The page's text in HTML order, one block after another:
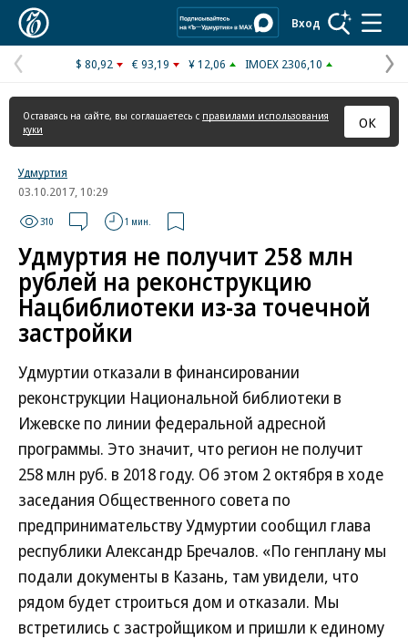
Вход
Предыдущая
страница
$ 80,92 € 93,19 ¥ 12,06 IMOEX 2306,10
Оставаясь на сайте, вы соглашаетесь с правилами использования
куки
ОК
Удмуртия
03.10.2017, 10:29
310 1 мин.
Удмуртия не получит 258 млн
рублей на реконструкцию
Нацбиблиотеки из-за точечной
застройки
Удмуртии отказали в финансировании
реконструкции Национальной библиотеки в
Ижевске по линии федеральной адресной
программы. Это значит, что регион не получит
258 млн руб. в 2018 году. Об этом 2 октября в ходе
заседания Общественного совета по
предпринимательству Удмуртии сообщил глава
республики Александр Бречалов. «По генплану мы
подали документы в Казань, там увидели, что
рядом будет строиться дом и отказали. Мы
встретились с застройщиком и пришли к единому